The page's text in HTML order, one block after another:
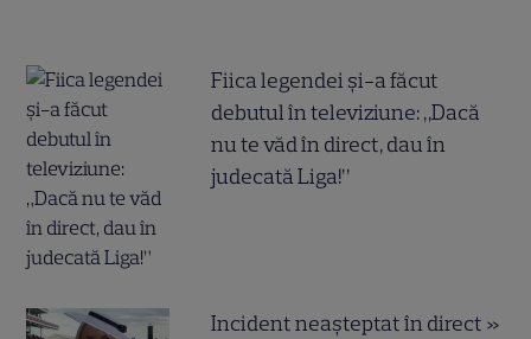
Fiica legendei și-a făcut
debutul în televiziune: „Dacă
nu te văd în direct, dau în
judecată Liga!”
Incident neașteptat în direct »